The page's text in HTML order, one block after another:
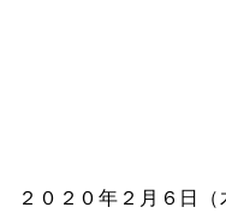
２０２０年２月６日